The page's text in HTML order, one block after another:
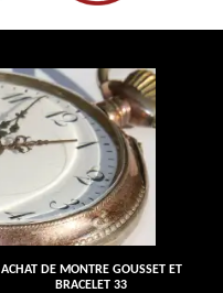
ACHAT DE MONTRE GOUSSET ET
BRACELET 33